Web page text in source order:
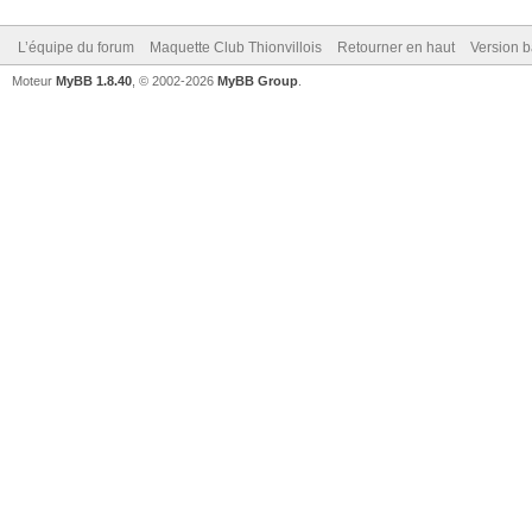
L’équipe du forum Maquette Club Thionvillois Retourner en haut Version
Moteur MyBB 1.8.40 , © 2002-2026 MyBB Group